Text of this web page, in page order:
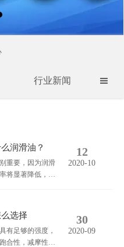
行业新闻 
润滑油？
重要，因为润滑
将显著降低，并
膜的刚度，但青
的油性添加剂，
12
2020-10
选择
有足够的强度，
合性，减摩性及
30
2020-09